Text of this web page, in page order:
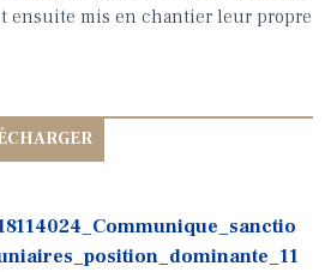
ensuite mis en chantier leur propre